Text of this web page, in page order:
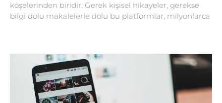
köşelerinden biridir. Gerek kişisel hikayeler, gerekse
bilgi dolu makalelerle dolu bu platformlar, milyonlarca